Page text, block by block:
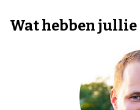
Wat hebben jullie